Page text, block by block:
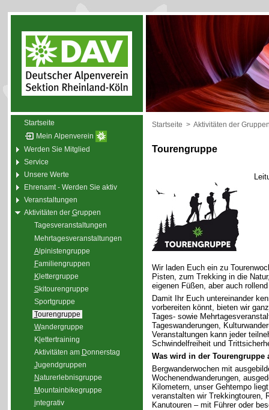
Startseite
Mein Alpenverein
Werden Sie Mitglied
Service
Unsere Werte
Ehrenamt - Werden Sie aktiv
Veranstaltungen
Aktivitäten der Gruppen
Tagesveranstaltungen
Mehrtagesveranstaltungen
Alpinistengruppe
Familiengruppen
Klettergruppe
Skitourengruppe
Sportgruppe
Tourengruppe
Wandergruppe
Kl ettertraining
Aktivitäten am Donnerstag
Jugendgruppen
Naturerlebnisgruppe
Mountainbikegruppe
integrativ
Startseite > Aktivitäten der
Tourengruppe
Wir laden Euch ein zu
Pisten, zum Trekking in die
eigenen Füßen, aber auch
Damit Ihr Euch untereinander
vorbereiten könnt, bieten wir
Tages- sowie
Tageswanderungen,
Veranstaltungen kann jeder
Schwindelfreiheit und
Was wird in der Tourengruppe
Bergwanderwochen mit
Wochenendwanderungen,
Kilometern, unser Gehtempo
veranstalten wir Trekkingtouren,
Kanutouren – mit Führer oder